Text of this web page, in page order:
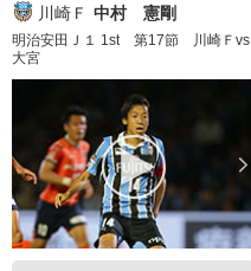
川崎Ｆ 中村 憲剛
明治安田Ｊ１ 1st 第17節 川崎Ｆvs
大宮